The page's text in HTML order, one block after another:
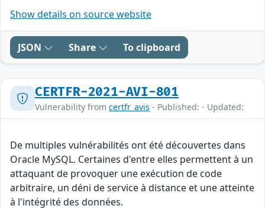
Show details on source website
JSON Share To clipboard
CERTFR-2021-AVI-801
Vulnerability from certfr_avis - Published: - Updated:
De multiples vulnérabilités ont été découvertes dans
Oracle MySQL. Certaines d'entre elles permettent à un
attaquant de provoquer une exécution de code
arbitraire, un déni de service à distance et une atteinte
à l'intégrité des données.